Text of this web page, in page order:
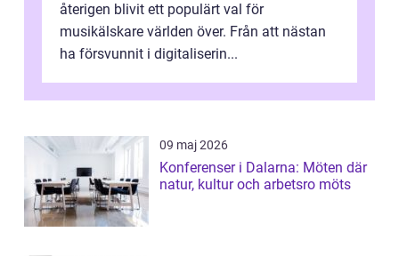
återigen blivit ett populärt val för
musikälskare världen över. Från att nästan
ha försvunnit i digitaliserin...
09 maj 2026
Konferenser i Dalarna: Möten där
natur, kultur och arbetsro möts